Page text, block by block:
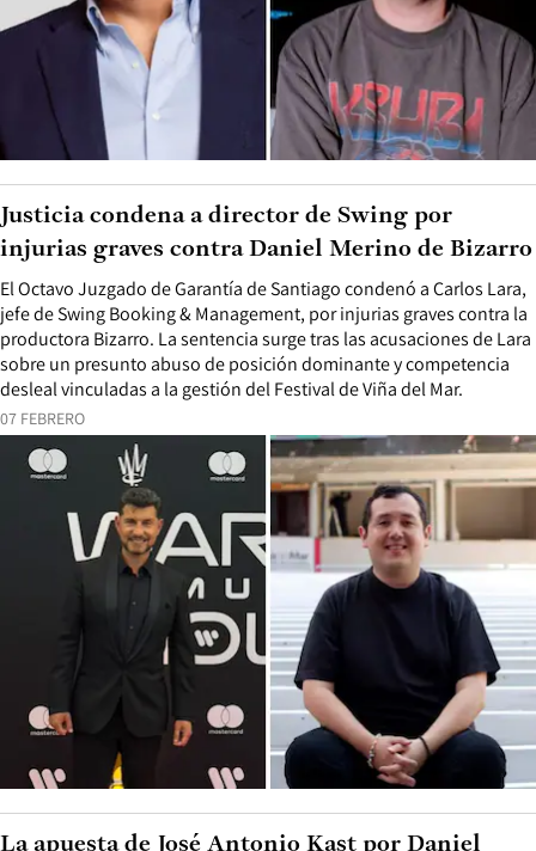
07 FEBRERO
El Octavo Juzgado de Garantía de Santiago condenó a Carlos Lara,
jefe de Swing Booking & Management, por injurias graves contra la
productora Bizarro. La sentencia surge tras las acusaciones de Lara
sobre un presunto abuso de posición dominante y competencia
desleal vinculadas a la gestión del Festival de Viña del Mar.
Justicia condena a director de Swing por
injurias graves contra Daniel Merino de Bizarro
La apuesta de José Antonio Kast por Daniel